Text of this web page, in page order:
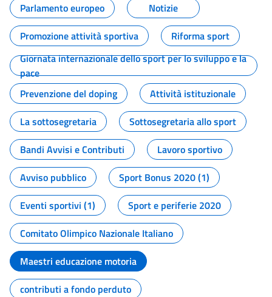
Parlamento europeo
Notizie
Promozione attività sportiva
Riforma sport
Giornata internazionale dello sport per lo sviluppo e la
pace
Prevenzione del doping
Attività istituzionale
La sottosegretaria
Sottosegretaria allo sport
Bandi Avvisi e Contributi
Lavoro sportivo
Avviso pubblico
Sport Bonus 2020 (1)
Eventi sportivi (1)
Sport e periferie 2020
Comitato Olimpico Nazionale Italiano
Maestri educazione motoria
contributi a fondo perduto